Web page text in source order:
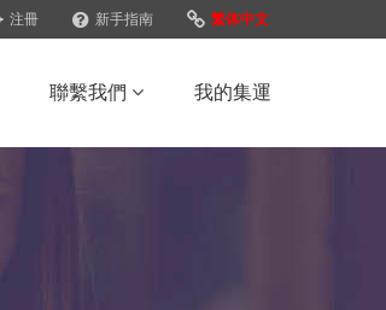
注冊 新手指南 繁体中文
聯繫我們 我的集運